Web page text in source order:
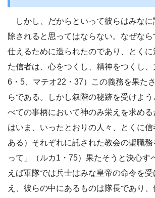
しかし、だからといって彼らはみなに
除されると思ってはならない。なぜな
仕えるために造られたのであり、とく
た信者は、心をつくし、精神をつくし
6・5、マテオ22・37）この義務を果た
らである。しかし叙階の秘跡を受けよ
べての事柄において神のみ栄えを求め
はいま、いったとおりの人々、とくに
ある）それぞれに託された教会の聖職
って」（ルカ1・75）果たそうと決心す
えば軍隊では兵士はみな皇帝の命令を
え、彼らの中にあるものは隊長であり